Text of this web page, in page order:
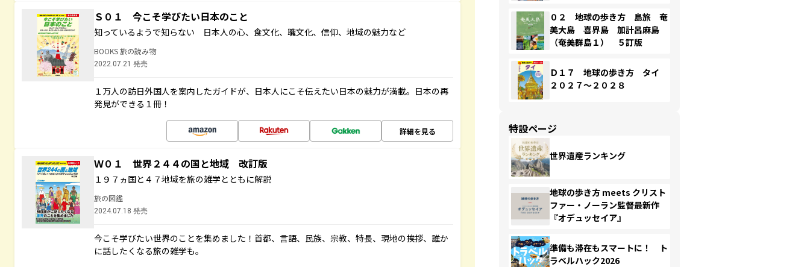
Ｓ０１ 今こそ学びたい日本のこと
知っているようで知らない 日本人の心、食文化、職文化、信仰、地域の魅力など
BOOKS 旅の読み物
2022.07.21 発売
１万人の訪日外国人を案内したガイドが、日本人にこそ伝えたい日本の魅力が満載。日本の再
発見ができる１冊！
詳細を見る
Ｗ０１ 世界２４４の国と地域 改訂版
１９７ヵ国と４７地域を旅の雑学とともに解説
旅の図鑑
2024.07.18 発売
今こそ学びたい世界のことを集めました！首都、言語、民族、宗教、特長、現地の挨拶、誰か
に話したくなる旅の雑学も。
０２ 地球の歩き方 島旅 奄
美大島 喜界島 加計呂麻島
（奄美群島１） ５訂版
Ｄ１７ 地球の歩き方 タイ
２０２７～２０２８
特設ページ
世界遺産ランキング
地球の歩き方 meets クリスト
ファー・ノーラン監督最新作
『オデュッセイア』
準備も滞在もスマートに！ ト
ラベルハック2026